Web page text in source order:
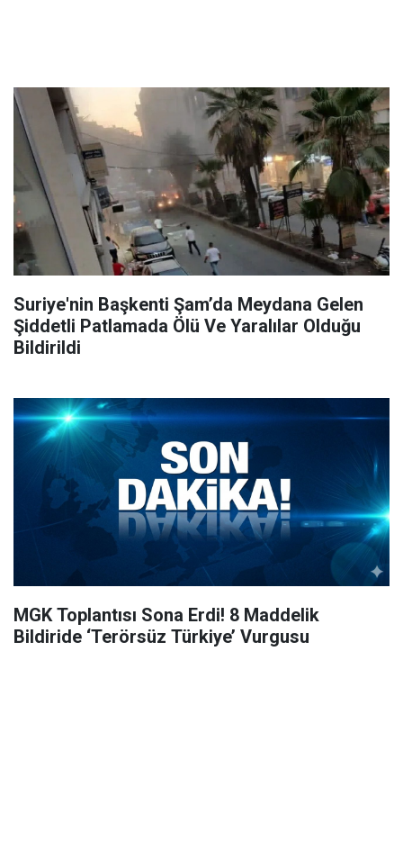
Suriye'nin Başkenti Şam’da Meydana Gelen
Şiddetli Patlamada Ölü Ve Yaralılar Olduğu
Bildirildi
MGK Toplantısı Sona Erdi! 8 Maddelik
Bildiride ‘Terörsüz Türkiye’ Vurgusu